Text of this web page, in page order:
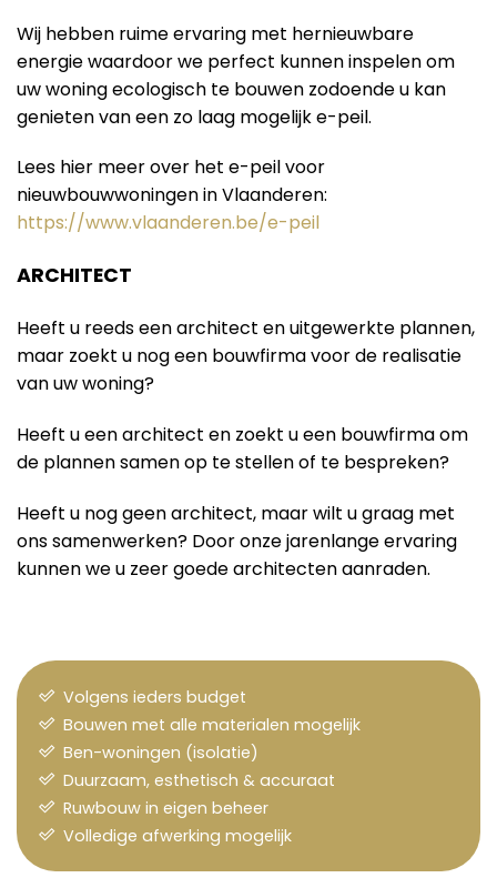
Wij hebben ruime ervaring met hernieuwbare
energie waardoor we perfect kunnen inspelen om
uw woning ecologisch te bouwen zodoende u kan
genieten van een zo laag mogelijk e-peil.
Lees hier meer over het e-peil voor
nieuwbouwwoningen in Vlaanderen:
https://www.vlaanderen.be/e-peil
ARCHITECT
Heeft u reeds een architect en uitgewerkte plannen,
maar zoekt u nog een bouwfirma voor de realisatie
van uw woning?
Heeft u een architect en zoekt u een bouwfirma om
de plannen samen op te stellen of te bespreken?
Heeft u nog geen architect, maar wilt u graag met
ons samenwerken? Door onze jarenlange ervaring
kunnen we u zeer goede architecten aanraden.
Volgens ieders budget
Bouwen met alle materialen mogelijk
Ben-woningen (isolatie)
Duurzaam, esthetisch & accuraat
Ruwbouw in eigen beheer
Volledige afwerking mogelijk